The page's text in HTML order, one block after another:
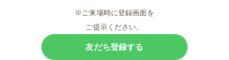
友だち登録する
※ご来場時に登録画面を
ご提示ください。